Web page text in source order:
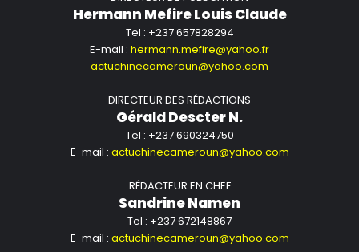
Hermann Mefire Louis Claude
Tel : +237 657828294
E-mail : hermann.mefire@yahoo.fr
actuchinecameroun@yahoo.com
DIRECTEUR DES RÉDACTIONS
Gérald Descter N.
Tel : +237 690324750
E-mail : actuchinecameroun@yahoo.com
RÉDACTEUR EN CHEF
Sandrine Namen
Tel : +237 672148867
E-mail : actuchinecameroun@yahoo.com